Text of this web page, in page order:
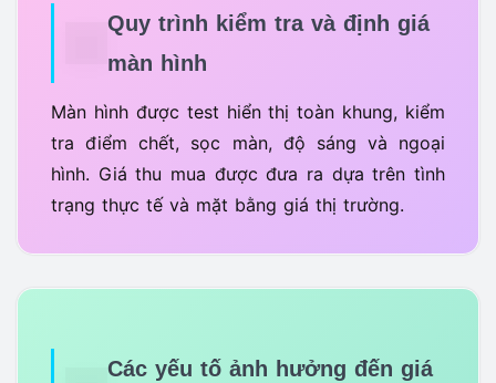
Quy trình kiểm tra và định giá
màn hình
Màn hình được test hiển thị toàn khung, kiểm
tra điểm chết, sọc màn, độ sáng và ngoại
hình. Giá thu mua được đưa ra dựa trên tình
trạng thực tế và mặt bằng giá thị trường.
Các yếu tố ảnh hưởng đến giá